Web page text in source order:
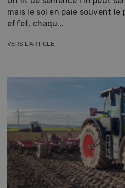
mais le sol en paie souvent le
effet, chaqu...
VERS L'ARTICLE